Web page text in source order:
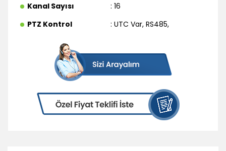
Kanal Sayısı
: 16
PTZ Kontrol
: UTC Var, RS485,